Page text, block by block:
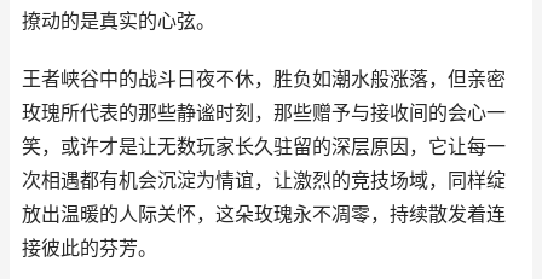
撩动的是真实的心弦。
王者峡谷中的战斗日夜不休，胜负如潮水般涨落，但亲密
玫瑰所代表的那些静谧时刻，那些赠予与接收间的会心一
笑，或许才是让无数玩家长久驻留的深层原因，它让每一
次相遇都有机会沉淀为情谊，让激烈的竞技场域，同样绽
放出温暖的人际关怀，这朵玫瑰永不凋零，持续散发着连
接彼此的芬芳。